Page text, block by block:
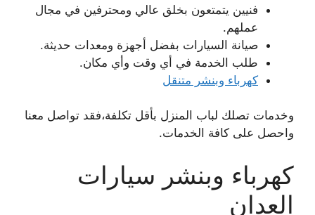
فنيين يتمتعون بخلق عالي ومحترفين في مجال
عملهم.
صيانة السيارات بفضل أجهزة ومعدات حديثة.
طلب الخدمة في أي وقت وأي مكان.
كهرباء وبنشر متنقل
وخدمات تصلك لباب المنزل بأقل تكلفة،فقد تواصل معنا
واحصل على كافة الخدمات.
كهرباء وبنشر سيارات
العدان